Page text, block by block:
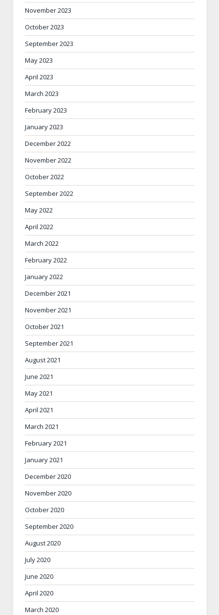
November 2023
October 2023
September 2023
May 2023
April 2023
March 2023
February 2023
January 2023
December 2022
November 2022
October 2022
September 2022
May 2022
April 2022
March 2022
February 2022
January 2022
December 2021
November 2021
October 2021
September 2021
August 2021
June 2021
May 2021
April 2021
March 2021
February 2021
January 2021
December 2020
November 2020
October 2020
September 2020
August 2020
July 2020
June 2020
April 2020
March 2020